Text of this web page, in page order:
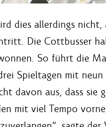
dies allerdings
Die Cottbusser
So führt die
Spieltagen mit
davon aus, dass sie
mit viel Tempo